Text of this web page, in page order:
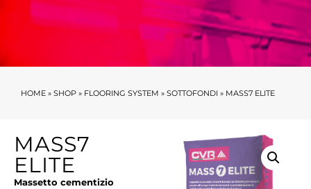
HOME » SHOP » FLOORING SYSTEM » SOTTOFONDI » MASS7 ELITE
MASS7
ELITE
Massetto cementizio